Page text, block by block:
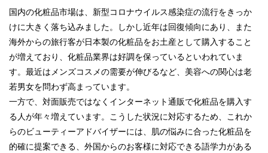
国内の化粧品市場は、新型コロナウイルス感染症の流行をきっか
けに大きく落ち込みました。しかし近年は回復傾向にあり、また
海外からの旅行客が日本製の化粧品をお土産として購入すること
が増えており、化粧品業界は好調を保っているといわれていま
す。最近はメンズコスメの需要が伸びるなど、美容への関心は老
若男女を問わず高まっています。
一方で、対面販売ではなくインターネット通販で化粧品を購入す
る人が年々増えています。こうした状況に対応するため、これか
らのビューティーアドバイザーには、肌の悩みに合った化粧品を
的確に提案できる、外国からのお客様に対応できる語学力がある